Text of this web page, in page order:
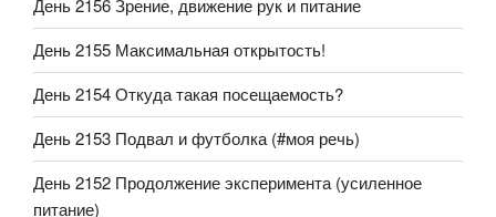
День 2156 Зрение, движение рук и питание
День 2155 Максимальная открытость!
День 2154 Откуда такая посещаемость?
День 2153 Подвал и футболка (#моя речь)
День 2152 Продолжение эксперимента (усиленное
питание)